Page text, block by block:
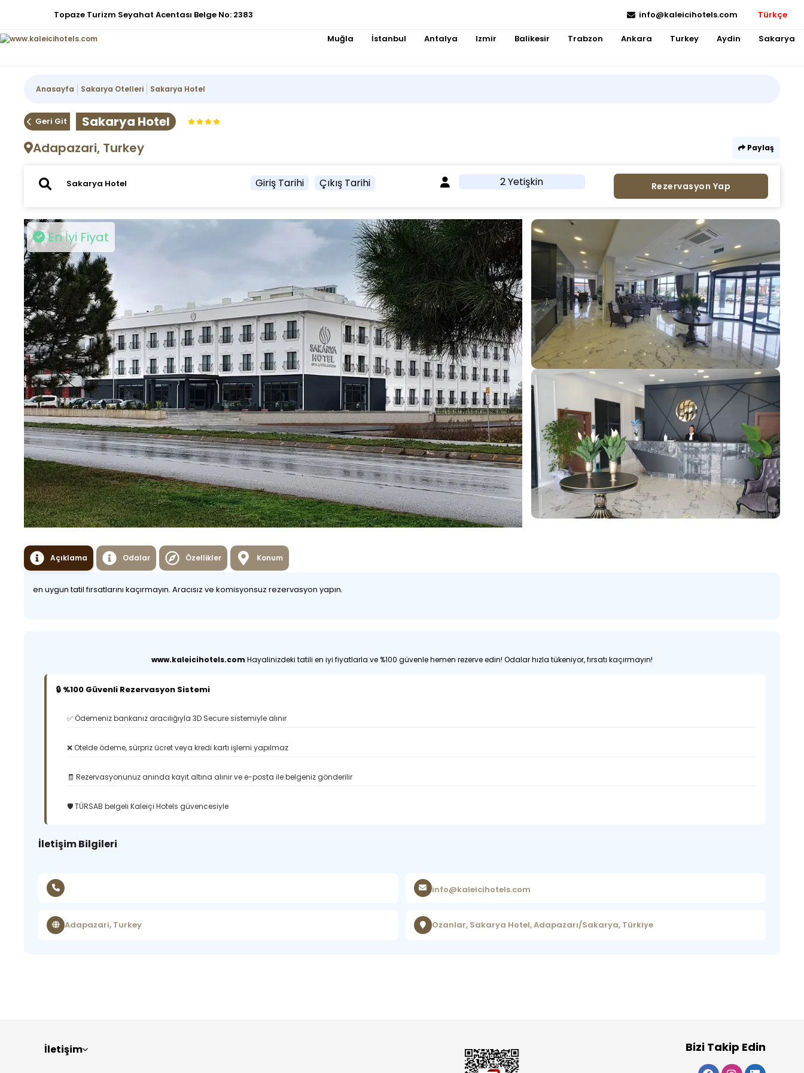
Topaze Turizm Seyahat Acentası Belge No: 2383 info@kaleicihotels.com Türkçe
Muğla İstanbul Antalya Izmir Balikesir Trabzon Ankara Turkey Aydin Sakarya
Anasayfa Sakarya Otelleri Sakarya Hotel
Geri Git
Sakarya Hotel
Adapazari, Turkey
Paylaş
Giriş Tarihi Çıkış Tarihi 2 Yetişkin Rezervasyon Yap
En İyi Fiyat
Açıklama Odalar Özellikler Konum
en uygun tatil fırsatlarını kaçırmayın. Aracısız ve komisyonsuz rezervasyon yapın.
www.kaleicihotels.com Hayalinizdeki tatili en iyi fiyatlarla ve %100 güvenle hemen rezerve edin! Odalar hızla tükeniyor, fırsatı kaçırmayın!
🔒 %100 Güvenli Rezervasyon Sistemi
✅ Ödemeniz bankanız aracılığıyla 3D Secure sistemiyle alınır
❌ Otelde ödeme, sürpriz ücret veya kredi kartı işlemi yapılmaz
🧾 Rezervasyonunuz anında kayıt altına alınır ve e-posta ile belgeniz gönderilir
🛡️ TÜRSAB belgeli Kaleiçi Hotels güvencesiyle
İletişim Bilgileri
info@kaleicihotels.com
Adapazari, Turkey Ozanlar, Sakarya Hotel, Adapazarı/Sakarya, Türkiye
İletişim Bizi Takip Edin